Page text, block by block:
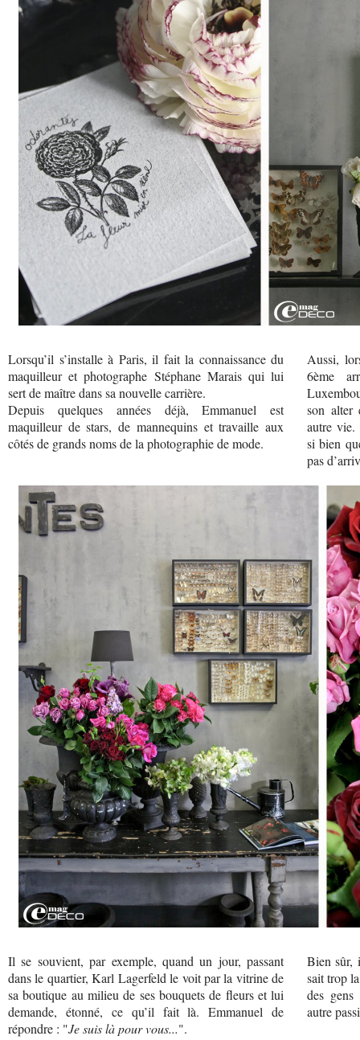
Lorsqu’il s’installe à Paris, il fait la connaissance du
maquilleur et photographe Stéphane Marais qui lui
sert de maître dans sa nouvelle carrière.
Depuis quelques années déjà, Emmanuel est
maquilleur de stars, de mannequins et travaille aux
côtés de grands noms de la photographie de mode.
Aussi,
6ème
son alter
autre vie.
si bien
pas
Il se souvient, par exemple, quand un jour, passant
dans le quartier, Karl Lagerfeld le voit par la vitrine de
sa boutique au milieu de ses bouquets de fleurs et lui
demande, étonné, ce qu’il fait là. Emmanuel de
répondre : "Je suis là pour vous...".
Bien sûr,
sait trop
des gens
autre